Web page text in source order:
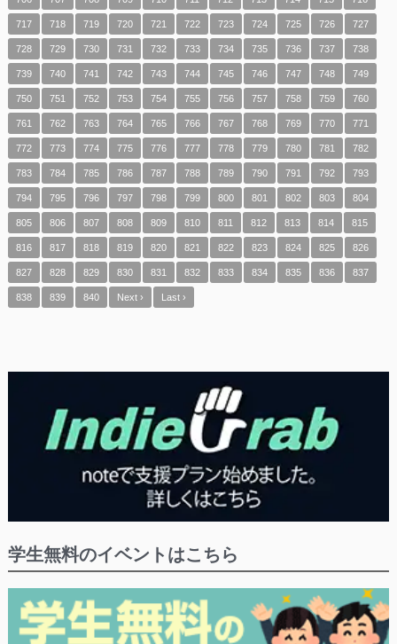
717 718 719 720 721 722 723 724 725 726 727
728 729 730 731 732 733 734 735 736 737 738
739 740 741 742 743 744 745 746 747 748 749
750 751 752 753 754 755 756 757 758 759 760
761 762 763 764 765 766 767 768 769 770 771
772 773 774 775 776 777 778 779 780 781 782
783 784 785 786 787 788 789 790 791 792 793
794 795 796 797 798 799 800 801 802 803 804
805 806 807 808 809 810 811 812 813 814 815
816 817 818 819 820 821 822 823 824 825 826
827 828 829 830 831 832 833 834 835 836 837
838 839 840 Next › Last ›
学生無料のイベントはこちら